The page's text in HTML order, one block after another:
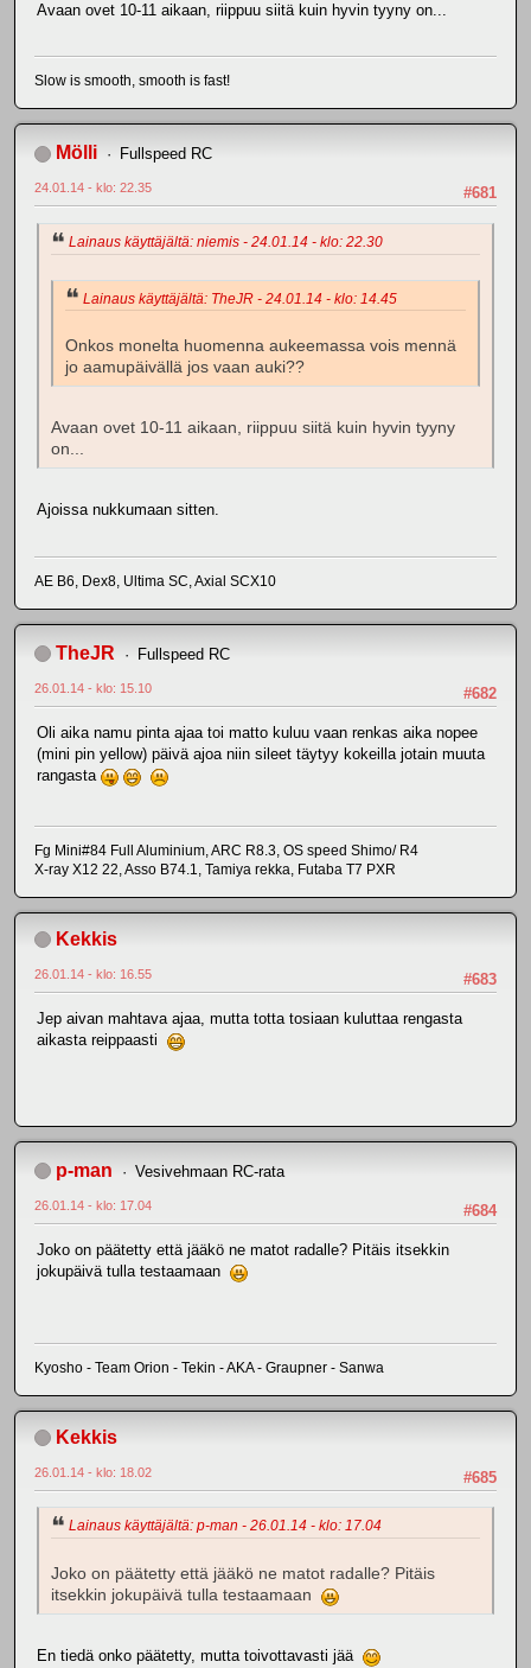
Avaan ovet 10-11 aikaan, riippuu siitä kuin hyvin tyyny on...
Slow is smooth, smooth is fast!
Mölli Fullspeed RC
#681
24.01.14 - klo: 22.35
Lainaus käyttäjältä: niemis - 24.01.14 - klo: 22.30
Lainaus käyttäjältä: TheJR - 24.01.14 - klo: 14.45
Onkos monelta huomenna aukeemassa vois mennä
jo aamupäivällä jos vaan auki??
Avaan ovet 10-11 aikaan, riippuu siitä kuin hyvin tyyny
on...
Ajoissa nukkumaan sitten.
AE B6, Dex8, Ultima SC, Axial SCX10
TheJR Fullspeed RC
#682
26.01.14 - klo: 15.10
Oli aika namu pinta ajaa toi matto kuluu vaan renkas aika nopee
(mini pin yellow) päivä ajoa niin sileet täytyy kokeilla jotain muuta
rangasta
Fg Mini#84 Full Aluminium, ARC R8.3, OS speed Shimo/ R4
X-ray X12 22, Asso B74.1, Tamiya rekka, Futaba T7 PXR
Kekkis
#683
26.01.14 - klo: 16.55
Jep aivan mahtava ajaa, mutta totta tosiaan kuluttaa rengasta
aikasta reippaasti
p-man Vesivehmaan RC-rata
#684
26.01.14 - klo: 17.04
Joko on päätetty että jääkö ne matot radalle? Pitäis itsekkin
jokupäivä tulla testaamaan
Kyosho - Team Orion - Tekin - AKA - Graupner - Sanwa
Kekkis
#685
26.01.14 - klo: 18.02
Lainaus käyttäjältä: p-man - 26.01.14 - klo: 17.04
Joko on päätetty että jääkö ne matot radalle? Pitäis
itsekkin jokupäivä tulla testaamaan
En tiedä onko päätetty, mutta toivottavasti jää